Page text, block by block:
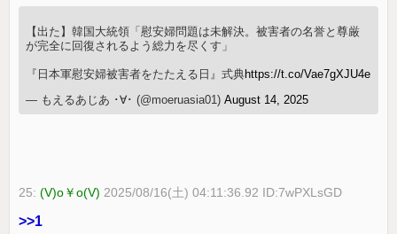
【出た】韓国大統領「慰安婦問題は未解決。被害者の名誉と尊厳
が完全に回復されるよう総力を尽くす」
『日本軍慰安婦被害者をたたえる日』式典https://t.co/Vae7gXJU4e
— もえるあじあ ･∀･ (@moeruasia01)August 14, 2025
25:(V)o￥o(V) 2025/08/16(土) 04:11:36.92 ID:7wPXLsGD
>>1